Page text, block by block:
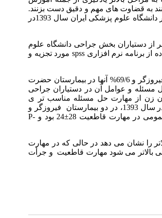
به قضاوت های مهم و دقیق دست بزنند.
این مطالعه با هدف مقایسه عوامل حل مسئله و مهارت قاطعیت دستیاران زن و مرد بخش جراحی، در دانشگاه علوم پزشکی ایران سال 1393در
جامعه آماری پژوهش، 46 نفر از دستیاران بخش جراحی دانشگاه علوم
از برنامه نرم افزاریspss مورد تجزیه و
در این بررسی 17/4% زن و 82/6% مرد بودند. 30/4 % دستیاران جراحی عمومی در بیمارستان فیروزگر و 69/6% آنها در بیمارستان حضرت
مسئله و عوامل آن در دستیاران جراحی
زن از مهارت حل مسئله مناسب تر ی
برخوردار بودند بررسی نشان داد در مهارت حل مسئله، دستیاران جراحی دانشگاه علوم پزشکی ایران در سال 1393، در دو بیمارستان فیروزگر و
مهارت قاطعیت 28±24 بود و
P-
را نشان می دهد در حالی که در مهارت
بالاتر می شود مهارت قاطعیت و جرأت